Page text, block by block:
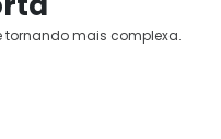
mais complexa.